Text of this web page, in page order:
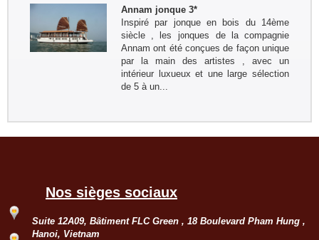
Sing Cheng - Hoang Su Phi - Ha
Giang - Quan Ba - Meo Vac -...
Remerciement de la famille
Kermorvant
La famille Kermorvant a passé un
voyage inoubliable du Sud au Nord
du Vietnam en Juillet 2024.
pour HoiAn - Danang - Ba Na Hill -
Groupe: VAL DE LOIRE
Annam jonque 3*
Inspiré par jonque en bois du 14ème
siècle , les jonques de la compagnie
Annam ont été conçues de façon unique
par la main des artistes , avec un
intérieur luxueux et une large sélection
de 5 à un...
Nos sièges sociaux
Suite 12A09, Bâtiment FLC Green , 18 Boulevard Pham Hung ,
Hanoi, Vietnam